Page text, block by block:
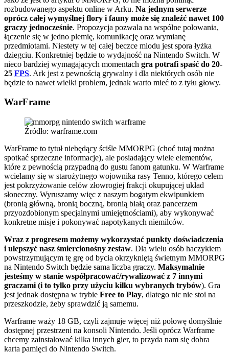
rozbudowanego aspektu online w Arku. Na jednym serwerze
oprócz całej wymyślnej flory i fauny może się znaleźć nawet 100
graczy jednocześnie. Propozycja pozwala na wspólne polowania,
łączenie się w jedno plemię, komunikację oraz wymianę
przedmiotami. Niestety w tej całej beczce miodu jest spora łyżka
dziegciu. Konkretniej będzie to wydajność na Nintendo Switch. W
nieco bardziej wymagających momentach gra potrafi spaść do 20-
25 FPS. Ark jest z pewnością grywalny i dla niektórych osób nie
będzie to nawet wielki problem, jednak warto mieć to z tyłu głowy.
WarFrame
Źródło: warframe.com
WarFrame to tytuł niebędący ściśle MMORPG (choć tutaj można
spotkać sprzeczne informacje), ale posiadający wiele elementów,
które z pewnością przypadną do gustu fanom gatunku. W Warframe
wcielamy się w starożytnego wojownika rasy Tenno, którego celem
jest pokrzyżowanie celów złowrogiej frakcji okupującej układ
słoneczny. Wyruszamy więc z naszym bogatym ekwipunkiem
(bronią główną, bronią boczną, bronią białą oraz pancerzem
przyozdobionym specjalnymi umiejętnościami), aby wykonywać
konkretne misje i pokonywać napotykanych niemilców.
Wraz z progresem możemy wykorzystać punkty doświadczenia
i ulepszyć nasz śmiercionośny zestaw. Dla wielu osób haczykiem
powstrzymującym tę grę od bycia okrzykniętą świetnym MMORPG
na Nintendo Switch będzie sama liczba graczy. Maksymalnie
jesteśmy w stanie współpracować/rywalizować z 7 innymi
graczami (i to tylko przy użyciu kilku wybranych trybów). Gra
jest jednak dostępna w trybie Free to Play, dlatego nic nie stoi na
przeszkodzie, żeby sprawdzić ją samemu.
Warframe waży 18 GB, czyli zajmuje więcej niż połowę domyślnie
dostępnej przestrzeni na konsoli Nintendo. Jeśli oprócz Warframe
chcemy zainstalować kilka innych gier, to przyda nam się dobra
karta pamięci do Nintendo Switch.